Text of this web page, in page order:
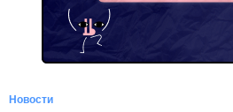
Новости